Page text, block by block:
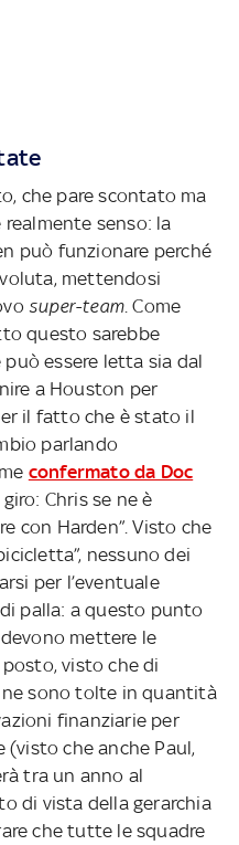
che pare scontato ma
senso: la
può funzionare perché
mettendosi
super-team . Come
questo sarebbe
può essere letta sia dal
a Houston per
il fatto che è stato il
parlando
confermato da Doc
Chris se ne è
con Harden”. Visto che
nessuno dei
per l’eventuale
palla: a questo punto
mettere le
visto che di
sono tolte in quantità
finanziarie per
(visto che anche Paul,
tra un anno al
di vista della gerarchia
che tutte le squadre